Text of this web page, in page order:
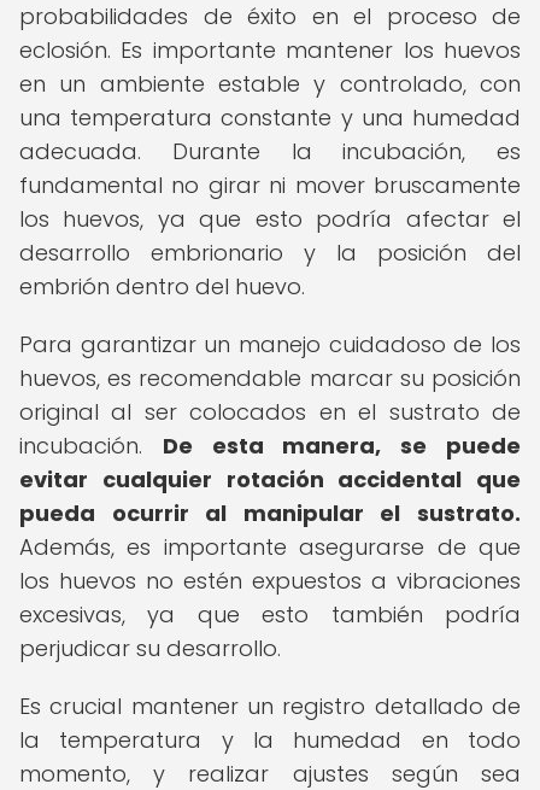
probabilidades de éxito en el proceso de
eclosión. Es importante mantener los huevos
en un ambiente estable y controlado, con
una temperatura constante y una humedad
adecuada. Durante la incubación, es
fundamental no girar ni mover bruscamente
los huevos, ya que esto podría afectar el
desarrollo embrionario y la posición del
embrión dentro del huevo.
Para garantizar un manejo cuidadoso de los
huevos, es recomendable marcar su posición
original al ser colocados en el sustrato de
incubación. De esta manera, se puede
evitar cualquier rotación accidental que
pueda ocurrir al manipular el sustrato.
Además, es importante asegurarse de que
los huevos no estén expuestos a vibraciones
excesivas, ya que esto también podría
perjudicar su desarrollo.
Es crucial mantener un registro detallado de
la temperatura y la humedad en todo
momento, y realizar ajustes según sea